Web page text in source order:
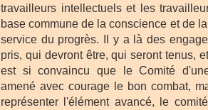
travailleurs intellectuels et les
base commune de la conscience et de
service du progrès. Il y a là des
pris, qui devront être, qui seront tenus,
est si convaincu que le Comité
amené avec courage le bon combat,
représenter l'élément avancé, le